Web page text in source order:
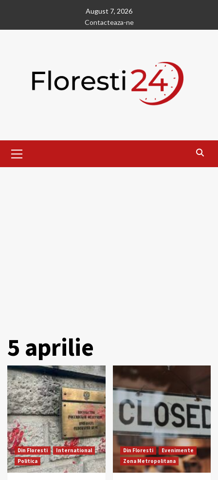
content
August 7, 2026
Contacteaza-ne
Menu
5 aprilie
Din Floresti
International
Politica
Din Floresti
Evenimente
Zona Metropolitana